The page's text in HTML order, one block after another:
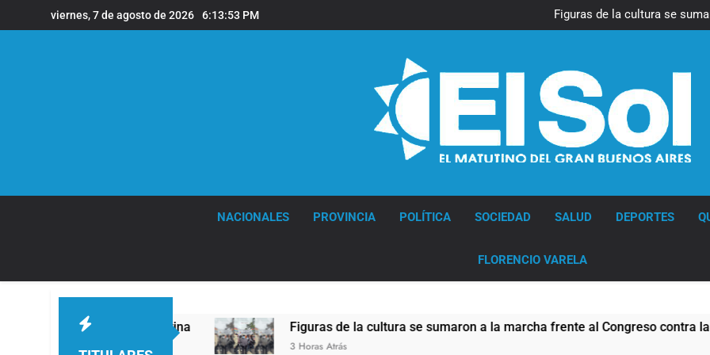
al
viernes, 7 de agosto de 2026 6:13:54 PM
Figuras de la cultura se
Nueva jornada negativa
Figuras de la cultura se
Nueva jornada negativa
en Wall Street y el
Jorge Macri condenó los
NACIONALES PROVINCIA POLÍTICA SOCIEDAD SALUD DEPORTES
FLORENCIO VARELA
León XIV a la Argentina Figuras de la cultura se sumaron a la marcha frente al Congreso contra la Ley de
3 Horas Atrás